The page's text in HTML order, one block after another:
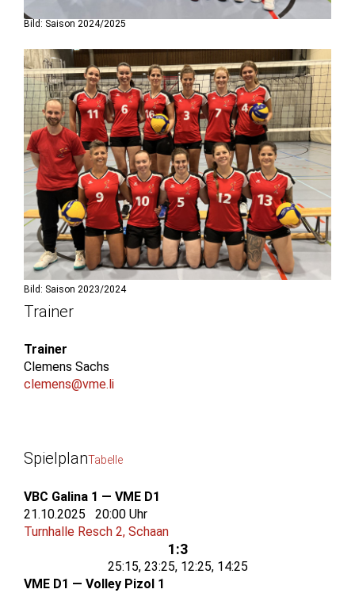
Bild: Saison 2024/2025
Bild: Saison 2023/2024
Trainer
Trainer
Clemens Sachs
clemens@vme.li
SpielplanTabelle
VBC Galina 1 — VME D1
21.10.2025 20:00 Uhr
Turnhalle Resch 2, Schaan
1:3
25:15, 23:25, 12:25, 14:25
VME D1 — Volley Pizol 1